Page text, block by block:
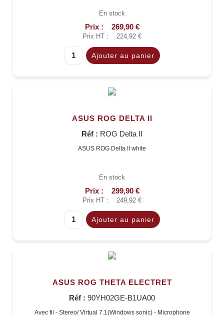
En stock
Prix : 269,90 €
Prix HT : 224,92 €
ASUS ROG DELTA II
Réf : ROG Delta II
ASUS ROG Delta II white
En stock
Prix : 299,90 €
Prix HT : 249,92 €
ASUS ROG THETA ELECTRET
Réf : 90YH02GE-B1UA00
Avec fil - Stereo/ Virtual 7.1(Windows sonic) - Microphone